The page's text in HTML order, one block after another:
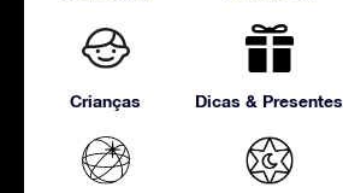
Crianças Dicas & Presentes